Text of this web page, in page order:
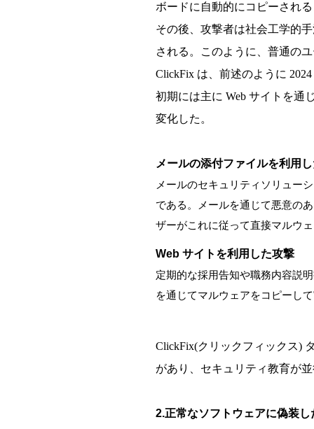
ボードに自動的にコピーされ
その後、攻撃者は社会工学的
される。このように、普通の
ClickFix は、前述のように
初期には主に Web サイトを通
変化した。
メールの添付ファイルを利用
メールのセキュリティソリュー
である。メールを通じて悪意の
ザーがこれに従って直接マルウ
Web サイトを利用した攻撃
定期的な採用告知や職務内容説
を通じてマルウェアをコピーし
ClickFix(クリックフィックス)
があり、セキュリティ教育が
2.正常なソフトウェアに偽装